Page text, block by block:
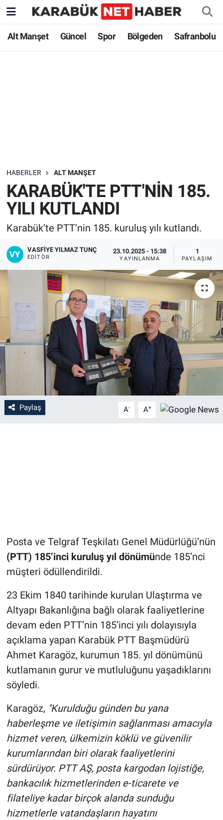
Alt Manşet Güncel Spor Bölgeden Safranbolu
HABERLER ALT MANŞET
KARABÜK'TE PTT'NİN 185.
YILI KUTLANDI
Karabük’te PTT’nin 185. kuruluş yılı kutlandı.
VASFIYE YILMAZ TUNÇ
EDITÖR
23.10.2025 - 15:38
YAYINLANMA
1
PAYLAŞIM
Paylaş A- A+
Posta ve Telgraf Teşkilatı Genel Müdürlüğü’nün
(PTT) 185’inci kuruluş yıl dönümünde 185’nci
müşteri ödüllendirildi.
23 Ekim 1840 tarihinde kurulan Ulaştırma ve
Altyapı Bakanlığına bağlı olarak faaliyetlerine
devam eden PTT’nin 185’inci yılı dolayısıyla
açıklama yapan Karabük PTT Başmüdürü
Ahmet Karagöz, kurumun 185. yıl dönümünü
kutlamanın gurur ve mutluluğunu yaşadıklarını
söyledi.
Karagöz, "Kurulduğu günden bu yana
haberleşme ve iletişimin sağlanması amacıyla
hizmet veren, ülkemizin köklü ve güvenilir
kurumlarından biri olarak faaliyetlerini
sürdürüyor. PTT AŞ, posta kargodan lojistiğe,
bankacılık hizmetlerinden e-ticarete ve
filateliye kadar birçok alanda sunduğu
hizmetlerle vatandaşların hayatını